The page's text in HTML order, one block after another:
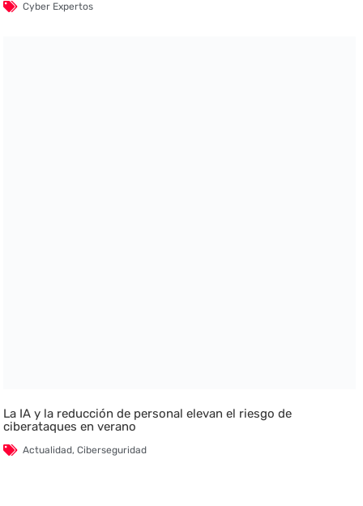
Cyber Expertos
La IA y la reducción de personal elevan el riesgo de
ciberataques en verano
Actualidad,Ciberseguridad